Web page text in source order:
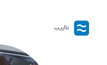
نااریب